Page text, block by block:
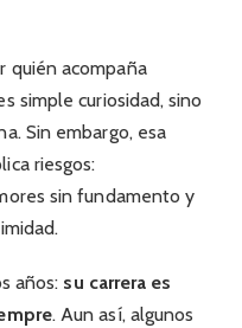
quién acompaña
simple curiosidad, sino
Sin embargo, esa
riesgos:
sin fundamento y
años: su carrera es
. Aun así, algunos